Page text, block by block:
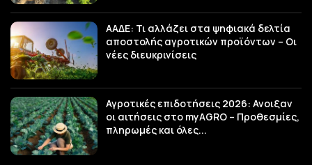
ΑΑΔΕ: Τι αλλάζει στα ψηφιακά δελτία
αποστολής αγροτικών προϊόντων – Οι
νέες διευκρινίσεις
Αγροτικές επιδοτήσεις 2026: Ανοιξαν
οι αιτήσεις στο myAGRO – Προθεσμίες,
πληρωμές και όλες...